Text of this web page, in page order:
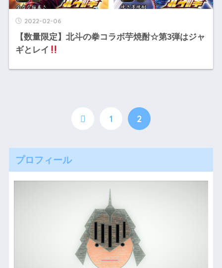
2022-02-06
【数量限定】北斗の拳コラボ芋焼酎☆第3弾はジャ
ギとレイ
1 2
プロフィール